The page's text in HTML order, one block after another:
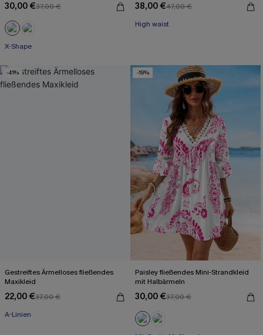
30,00 €37,00 €
X-Shape
38,00 €47,00 €
High waist
-41%
Gestreiftes Ärmelloses fließendes
Maxikleid
22,00 €37,00 €
A-Linien
-19%
Paisley fließendes Mini-Strandkleid
mit Halbärmeln
30,00 €37,00 €